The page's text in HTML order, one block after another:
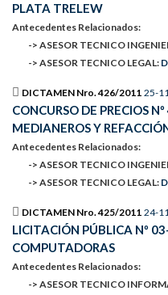
PLATA TRELEW
Antecedentes Relacionados:
-> ASESOR TECNICO
-> ASESOR TECNICO LEGAL:
DICTAMEN Nro. 426/2011 25-
CONCURSO DE PRECIOS
MEDIANEROS Y
Antecedentes Relacionados:
-> ASESOR TECNICO
-> ASESOR TECNICO LEGAL:
DICTAMEN Nro. 425/2011 24-
LICITACIÓN PÚBLICA Nº
COMPUTADORAS
Antecedentes Relacionados:
-> ASESOR TECNICO